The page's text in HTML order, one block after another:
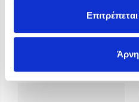
Βιβλίου στο Πεδίον του Άρεως